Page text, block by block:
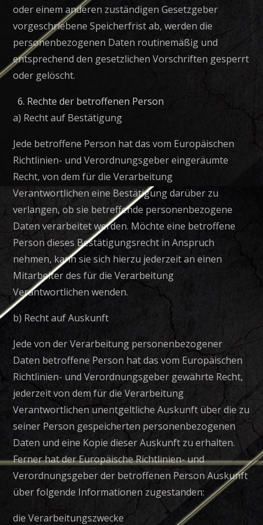
oder einem anderen zuständigen Gesetzgeber
vorgeschriebene Speicherfrist ab, werden die
personenbezogenen Daten routinemäßig und
entsprechend den gesetzlichen Vorschriften gesperrt
oder gelöscht.
Rechte der betroffenen Person
a) Recht auf Bestätigung
Jede betroffene Person hat das vom Europäischen
Richtlinien- und Verordnungsgeber eingeräumte
Recht, von dem für die Verarbeitung
Verantwortlichen eine Bestätigung darüber zu
verlangen, ob sie betreffende personenbezogene
Daten verarbeitet werden. Möchte eine betroffene
Person dieses Bestätigungsrecht in Anspruch
nehmen, kann sie sich hierzu jederzeit an einen
Mitarbeiter des für die Verarbeitung
Verantwortlichen wenden.
b) Recht auf Auskunft
Jede von der Verarbeitung personenbezogener
Daten betroffene Person hat das vom Europäischen
Richtlinien- und Verordnungsgeber gewährte Recht,
jederzeit von dem für die Verarbeitung
Verantwortlichen unentgeltliche Auskunft über die zu
seiner Person gespeicherten personenbezogenen
Daten und eine Kopie dieser Auskunft zu erhalten.
Ferner hat der Europäische Richtlinien- und
Verordnungsgeber der betroffenen Person Auskunft
über folgende Informationen zugestanden:
die Verarbeitungszwecke